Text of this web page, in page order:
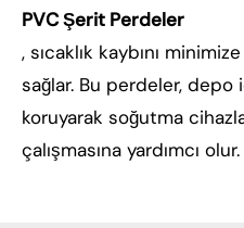
PVC Şerit Perdeler
, sıcaklık kaybını
sağlar. Bu perdeler, depo
koruyarak soğutma
çalışmasına yardımcı olur.